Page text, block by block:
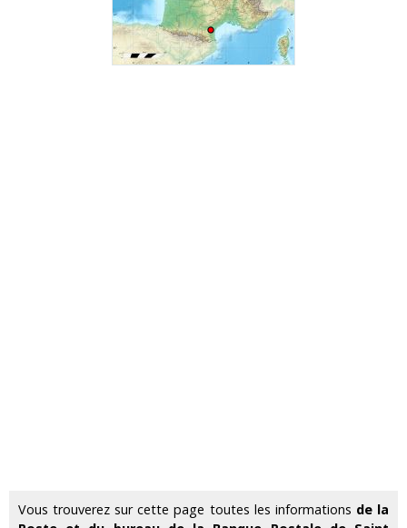
Vous trouverez sur cette page toutes les informations de la